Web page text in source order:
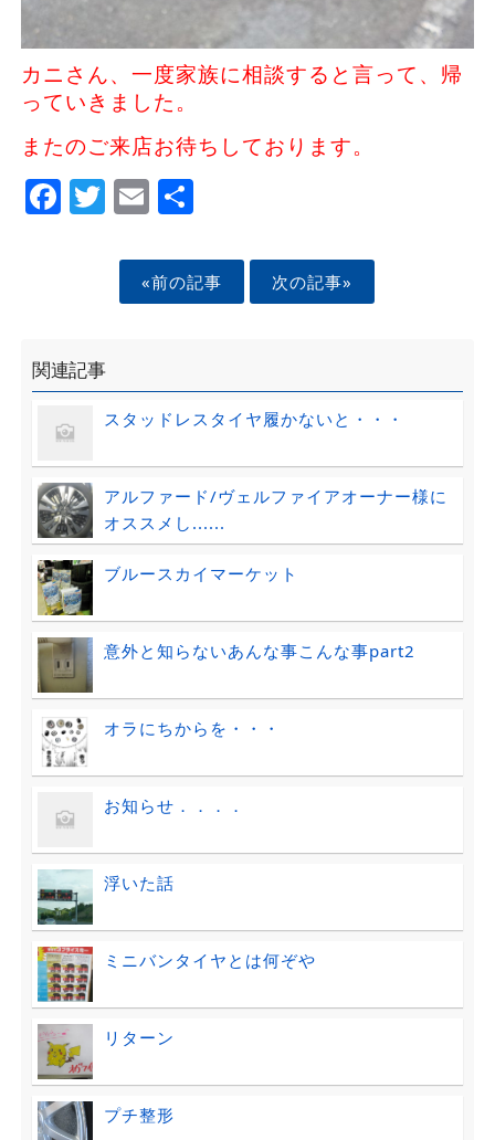
カニさん、一度家族に相談すると言って、帰
っていきました。
またのご来店お待ちしております。
Facebook
Twitter
EmailShare
«前の記事 次の記事»
関連記事
スタッドレスタイヤ履かないと・・・
アルファード/ヴェルファイアオーナー様に
オススメし......
ブルースカイマーケット
意外と知らないあんな事こんな事part2
オラにちからを・・・
お知らせ．．．．
浮いた話
ミニバンタイヤとは何ぞや
リターン
プチ整形